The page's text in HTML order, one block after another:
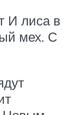
И лиса в
мех. С